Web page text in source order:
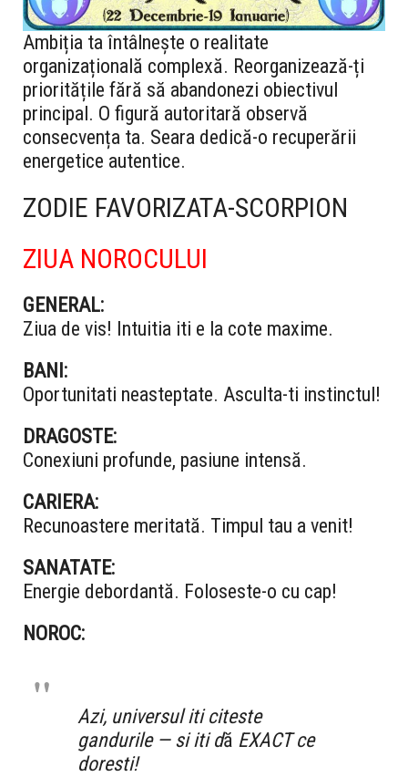
Ambiția ta întâlnește o realitate
organizațională complexă. Reorganizează-ți
prioritățile fără să abandonezi obiectivul
principal. O figură autoritară observă
consecvența ta. Seara dedică-o recuperării
energetice autentice.
ZODIE FAVORIZATA-SCORPION
ZIUA NOROCULUI
GENERAL:
Ziua de vis! Intuitia iti e la cote maxime.
BANI:
Oportunitati neasteptate. Asculta-ti instinctul!
DRAGOSTE:
Conexiuni profunde, pasiune intensă.
CARIERA:
Recunoastere meritată. Timpul tau a venit!
SANATATE:
Energie debordantă. Foloseste-o cu cap!
NOROC:
Azi, universul iti citeste
gandurile — si iti dă EXACT ce
doresti!